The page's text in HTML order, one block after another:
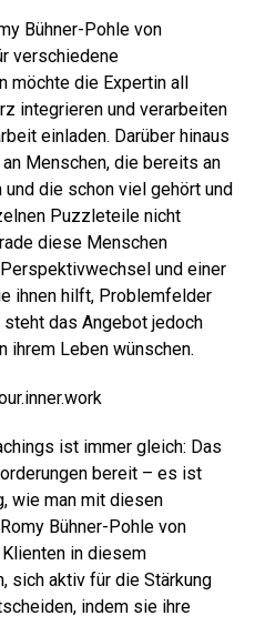
Bühner-Pohle von
verschiedene
möchte die Expertin all
integrieren und verarbeiten
einladen. Darüber hinaus
Menschen, die bereits an
die schon viel gehört und
Puzzleteile nicht
diese Menschen
und einer
ihnen hilft, Problemfelder
das Angebot jedoch
ihrem Leben wünschen.
ist immer gleich: Das
bereit – es ist
wie man mit diesen
Bühner-Pohle von
in diesem
sich aktiv für die Stärkung
indem sie ihre